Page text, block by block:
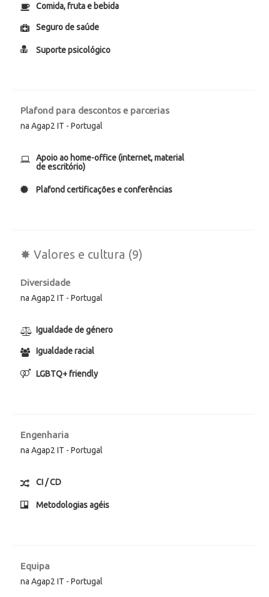
Comida, fruta e bebida
Seguro de saúde
Suporte psicológico
Plafond para descontos e parcerias
na Agap2 IT - Portugal
Apoio ao home-office (internet, material
de escritório)
Plafond certificações e conferências
✸ Valores e cultura (9)
Diversidade
na Agap2 IT - Portugal
Igualdade de género
Igualdade racial
LGBTQ+ friendly
Engenharia
na Agap2 IT - Portugal
CI / CD
Metodologias agéis
Equipa
na Agap2 IT - Portugal